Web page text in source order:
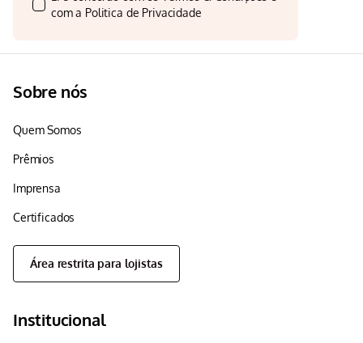
com a Politica de Privacidade
Sobre nós
Quem Somos
Prêmios
Imprensa
Certificados
Área restrita para lojistas
Institucional